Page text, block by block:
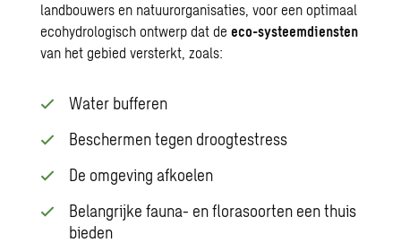
landbouwers en natuurorganisaties, voor een optimaal
ecohydrologisch ontwerp dat deeco-systeemdiensten
van het gebied versterkt, zoals:
Water bufferen
Beschermen tegen droogtestress
De omgeving afkoelen
Belangrijke fauna- en florasoorten een thuis
bieden